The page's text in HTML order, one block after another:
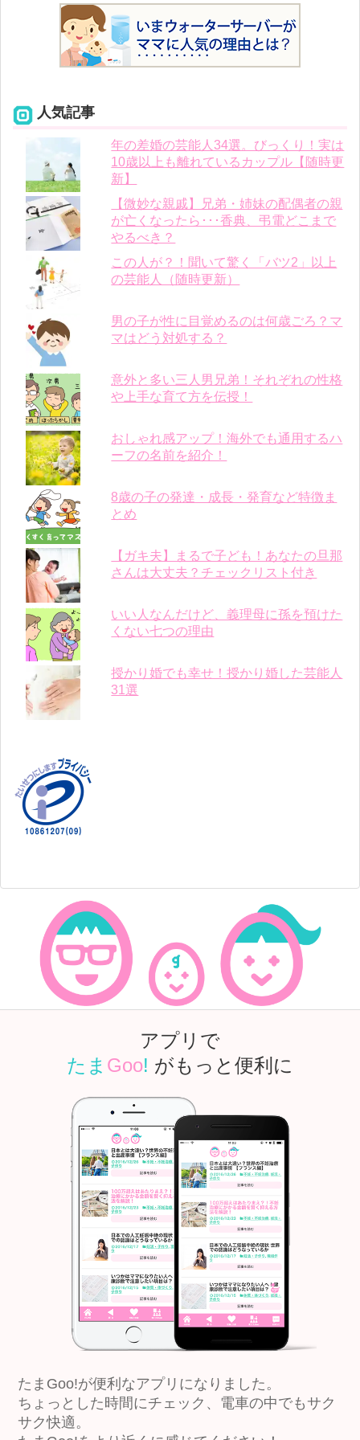
人気記事
年の差婚の芸能人34選。びっくり！実は
10歳以上も離れているカップル【随時更
新】
【微妙な親戚】兄弟・姉妹の配偶者の親
が亡くなったら･･･香典、弔電どこまで
やるべき？
この人が？！聞いて驚く「バツ2」以上
の芸能人（随時更新）
男の子が性に目覚めるのは何歳ごろ？マ
マはどう対処する？
意外と多い三人男兄弟！それぞれの性格
や上手な育て方を伝授！
おしゃれ感アップ！海外でも通用するハ
ーフの名前を紹介！
8歳の子の発達・成長・発育など特徴ま
とめ
【ガキ夫】まるで子ども！あなたの旦那
さんは大丈夫？チェックリスト付き
いい人なんだけど、義理母に孫を預けた
くない七つの理由
授かり婚でも幸せ！授かり婚した芸能人
31選
アプリで
たま Goo! がもっと便利に
たまGoo!が便利なアプリになりました。
ちょっとした時間にチェック、電車の中でもサク
サク快適。